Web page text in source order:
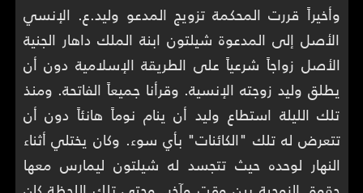
وأخيراً قررت المحكمة تزويج المدعو وليد.ع. الإنسي
الأصل إلى المدعوة شيلتون ابنة الملك داهار الجنية
الأصل زواجاً شرعياً على الطريقة الإسلامية دون أن
يطلق وليد زوجته الإنسية. وقرأنا جميعاً الفاتحة. ومنذ
تلك الليلة استطاع وليد أن ينام نوماً هانئاً دون أن
تتعرض له تلك "الكائنات" بأي سوء. وكان يختلي أثناء
النهار لوحده حيث تتجسد له شيلتون ليمارس معها